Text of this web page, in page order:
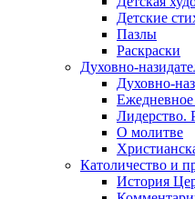
Детские
Пазлы
Раскраски
Духовно-
Духовно-
Ежедневное
Лидерство.
О молитве
Католичество и
История